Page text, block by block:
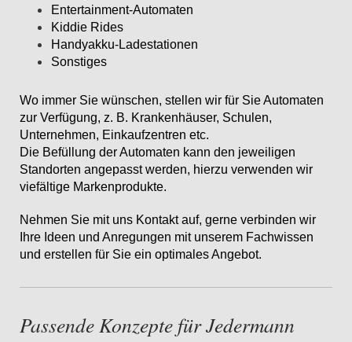
Entertainment-Automaten
Kiddie Rides
Handyakku-Ladestationen
Sonstiges
Wo immer Sie wünschen, stellen wir für Sie Automaten
zur Verfügung, z. B. Krankenhäuser, Schulen,
Unternehmen, Einkaufzentren etc.
Die Befüllung der Automaten kann den jeweiligen
Standorten angepasstwerden, hierzu verwenden wir
viefältige Markenprodukte.
Nehmen Sie mit uns Kontakt auf, gerne verbinden wir
Ihre Ideen und Anregungen mit unserem Fachwissen
und erstellen für Sie ein optimales Angebot.
Passende Konzepte für Jedermann